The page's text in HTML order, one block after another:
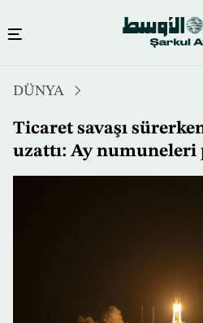
içeriğe
atla
DÜNYA
Ticaret savaşı
uzattı: Ay numuneleri